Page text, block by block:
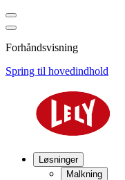
Forhåndsvisning
Spring til hovedindhold
Løsninger
Malkning